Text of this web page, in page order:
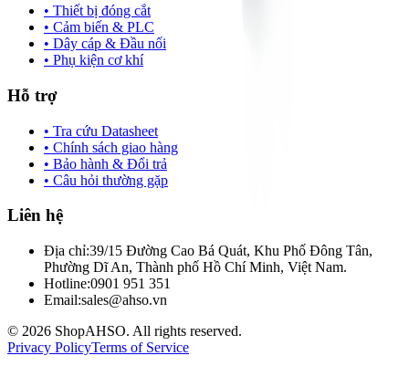
• Thiết bị đóng cắt
• Cảm biến & PLC
• Dây cáp & Đầu nối
• Phụ kiện cơ khí
Hỗ trợ
• Tra cứu Datasheet
• Chính sách giao hàng
• Bảo hành & Đổi trả
• Câu hỏi thường gặp
Liên hệ
Địa chỉ:39/15 Đường Cao Bá Quát, Khu Phố Đông Tân,
Phường Dĩ An, Thành phố Hồ Chí Minh, Việt Nam.
Hotline:0901 951 351
Email:sales@ahso.vn
© 2026 ShopAHSO. All rights reserved.
Privacy PolicyTerms of Service